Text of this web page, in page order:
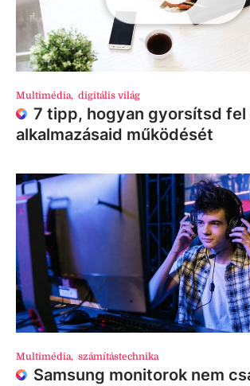
Multimédia, digitális világ
7 tipp, hogyan gyorsítsd fel
alkalmazásaid működését
Multimédia, számítástechnika
Samsung monitorok nem